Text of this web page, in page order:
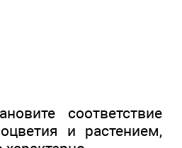
соответствие
и растением,